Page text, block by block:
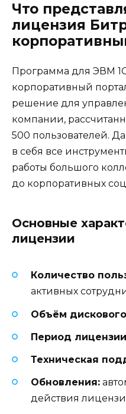
Что
лицензия
Программа для ЭВМ
корпоративный
решение для
компании,
500 пользователей.
в себя все
работы большого
до корпоративных
Основные
лицензии
Количество
активных
Объём
Период
Техническая
Обновления:
действия